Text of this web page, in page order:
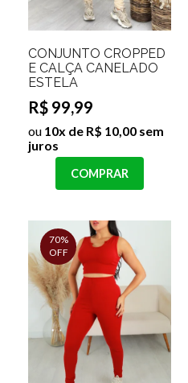
CONJUNTO CROPPED
E CALÇA CANELADO
ESTELA
R$ 99,99
ou 10x de R$ 10,00 sem
juros
COMPRAR
70%
OFF